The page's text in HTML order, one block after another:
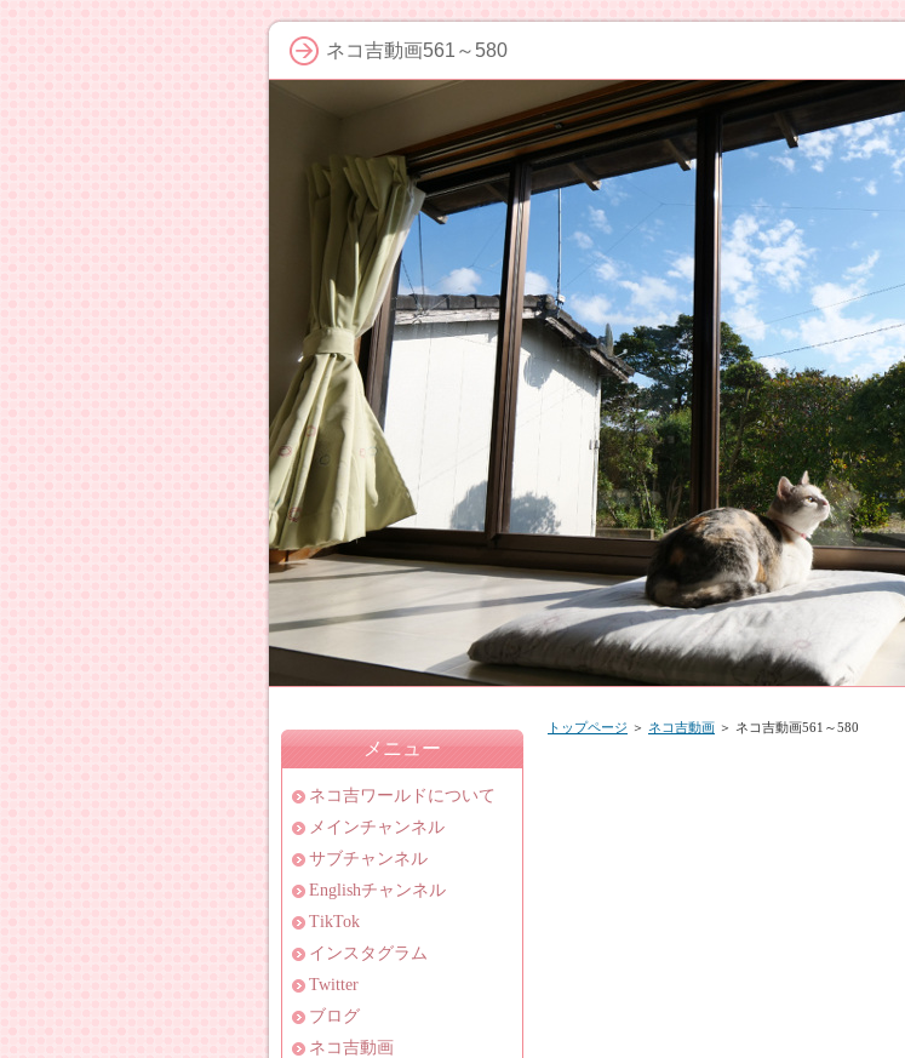
ネコ吉動画561～580
トップページ ＞ ネコ吉動画 ＞ ネコ吉動画561～580
メニュー
ネコ吉ワールドについて
メインチャンネル
サブチャンネル
Englishチャンネル
TikTok
インスタグラム
Twitter
ブログ
ネコ吉動画